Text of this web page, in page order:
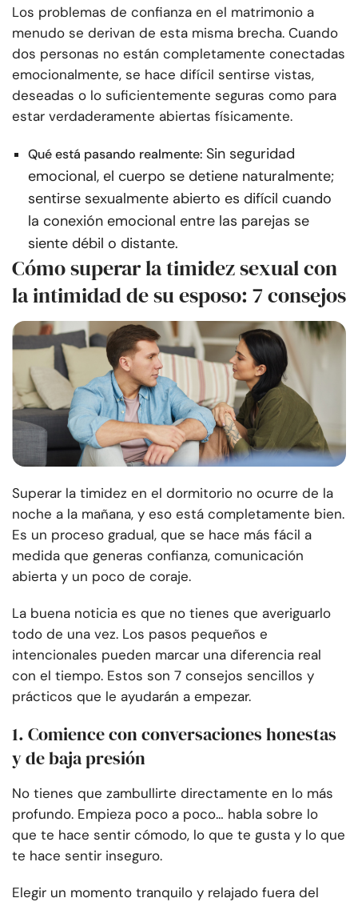
Los problemas de confianza en el matrimonio a
menudo se derivan de esta misma brecha. Cuando
dos personas no están completamente conectadas
emocionalmente, se hace difícil sentirse vistas,
deseadas o lo suficientemente seguras como para
estar verdaderamente abiertas físicamente.
Qué está pasando realmente: Sin seguridad
emocional, el cuerpo se detiene naturalmente;
sentirse sexualmente abierto es difícil cuando
la conexión emocional entre las parejas se
siente débil o distante.
Cómo superar la timidez sexual con
la intimidad de su esposo: 7 consejos
Superar la timidez en el dormitorio no ocurre de la
noche a la mañana, y eso está completamente bien.
Es un proceso gradual, que se hace más fácil a
medida que generas confianza, comunicación
abierta y un poco de coraje.
La buena noticia es que no tienes que averiguarlo
todo de una vez. Los pasos pequeños e
intencionales pueden marcar una diferencia real
con el tiempo. Estos son 7 consejos sencillos y
prácticos que le ayudarán a empezar.
1. Comience con conversaciones honestas
y de baja presión
No tienes que zambullirte directamente en lo más
profundo. Empieza poco a poco… habla sobre lo
que te hace sentir cómodo, lo que te gusta y lo que
te hace sentir inseguro.
Elegir un momento tranquilo y relajado fuera del